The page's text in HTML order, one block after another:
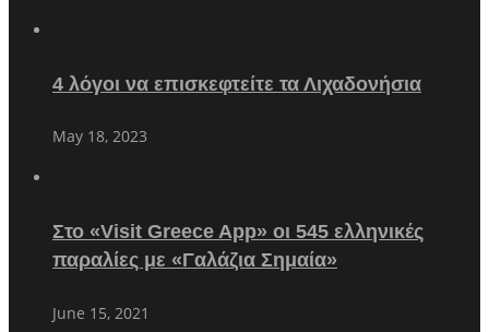
4 λόγοι να επισκεφτείτε τα Λιχαδονήσια
May 18, 2023
Στο «Visit Greece App» οι 545 ελληνικές
παραλίες με «Γαλάζια Σημαία»
June 15, 2021